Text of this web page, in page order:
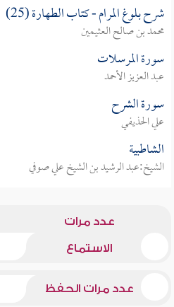
شرح بلوغ المرام - كتاب الطهارة (25)
محمد بن صالح العثيمين
سورة المرسلات
عبد العزيز الأحمد
سورة الشرح
علي الحذيفي
الشاطبية
الشيخ:عبد الرشيد بن الشيخ علي صوفي
عدد مرات
الاستماع
عدد مرات الحفظ